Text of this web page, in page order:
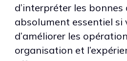
d’interpréter les bonnes
absolument essentiel
d’améliorer les
organisation et